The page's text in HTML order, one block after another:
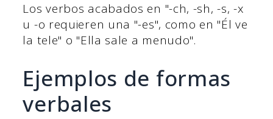
Los verbos acabados en "-ch, -sh, -s, -x
u -o requieren una "-es", como en "Él ve
la tele" o "Ella sale a menudo".
Ejemplos de formas
verbales